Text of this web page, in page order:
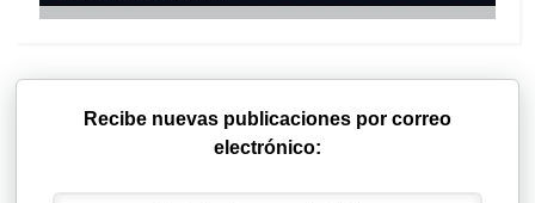
Recibe nuevas publicaciones por correo
electrónico: